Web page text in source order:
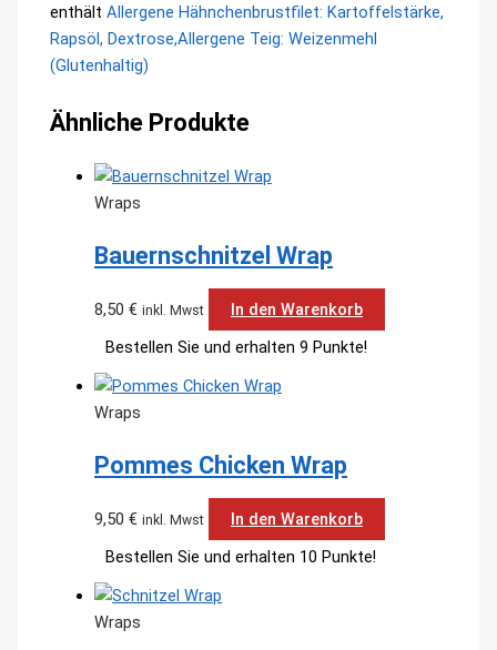
enthältAllergene Hähnchenbrustfilet: Kartoffelstärke,
Rapsöl, Dextrose,Allergene Teig: Weizenmehl
(Glutenhaltig)
Ähnliche Produkte
Wraps
Bauernschnitzel Wrap
8,50€ inkl. Mwst
In den Warenkorb
Bestellen Sie und erhalten 9 Punkte!
Wraps
Pommes Chicken Wrap
9,50€ inkl. Mwst
In den Warenkorb
Bestellen Sie und erhalten 10 Punkte!
Wraps